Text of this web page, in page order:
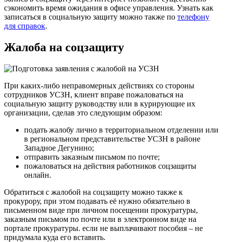
сэкономить время ожидания в офисе управления. Узнать как
записаться в социальную защиту можно также по телефону
для справок.
Жалоба на соцзащиту
При каких-либо неправомерных действиях со стороны
сотрудников УСЗН, клиент вправе пожаловаться на
социальную защиту руководству или в курирующие их
организации, сделав это следующим образом:
подать жалобу лично в территориальном отделении или
в региональном представительстве УСЗН в районе
Западное Дегунино;
отправить заказным письмом по почте;
пожаловаться на действия работников соцзащиты
онлайн.
Обратиться с жалобой на соцзащиту можно также к
прокурору, при этом подавать её нужно обязательно в
письменном виде при личном посещении прокуратуры,
заказным письмом по почте или в электронном виде на
портале прокуратуры. если не выплачивают пособия – не
придумала куда его вставить.